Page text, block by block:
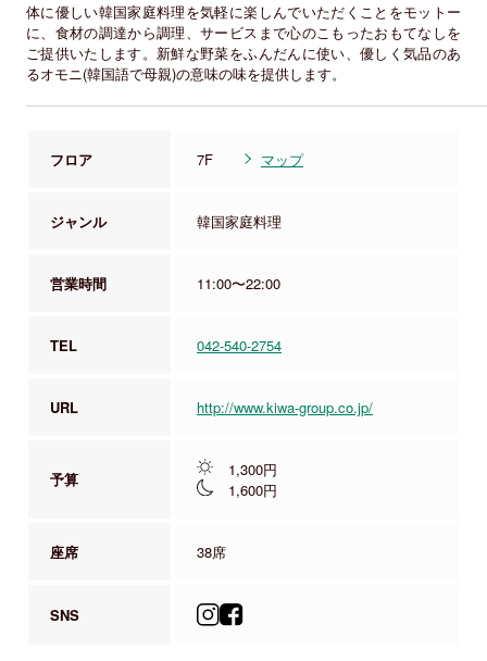
体に優しい韓国家庭料理を気軽に楽しんでいただくことをモットー
に、食材の調達から調理、サービスまで心のこもったおもてなしを
ご提供いたします。新鮮な野菜をふんだんに使い、優しく気品のあ
るオモニ(韓国語で母親)の意味の味を提供します。
フロア 7F マップ
ジャンル 韓国家庭料理
営業時間 11:00〜22:00
TEL 042-540-2754
URL http://www.kiwa-group.co.jp/
予算
1,300円
1,600円
座席 38席
SNS